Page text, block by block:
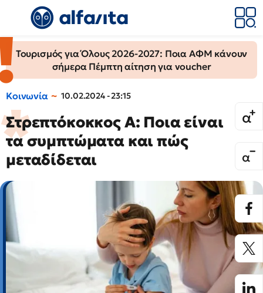
Τουρισμός για Όλους 2026-2027: Ποια ΑΦΜ κάνουν
σήμερα Πέμπτη αίτηση για voucher
Κοινωνία 10.02.2024 - 23:15
Στρεπτόκοκκος Α: Ποια είναι
τα συμπτώματα και πώς
μεταδίδεται